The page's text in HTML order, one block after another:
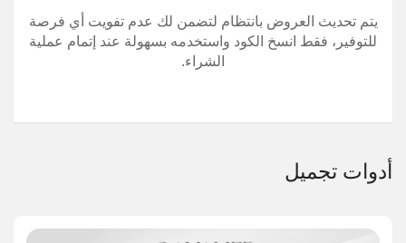
يتم تحديث العروض بانتظام لتضمن لك عدم تفويت أي فرصة
للتوفير، فقط انسخ الكود واستخدمه بسهولة عند إتمام عملية
الشراء.
أدوات تجميل